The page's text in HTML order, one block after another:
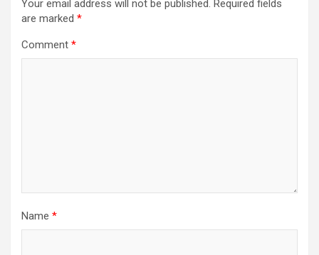
Your email address will not be published. Required fields
are marked *
Comment *
Name *